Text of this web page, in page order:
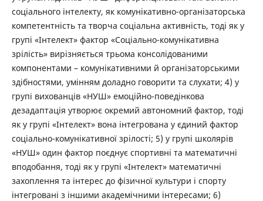
соціального інтелекту, як комунікативно-організаторська
компетентність та творча соціальна активність, тоді як у
групі «Інтелект» фактор «Соціально-комунікативна
зрілість» вирізняється трьома консолідованими
компонентами – комунікативними й організаторськими
здібностями, умінням доладно говорити та слухати; 4) у
групі вихованців «НУШ» емоційно-поведінкова
дезадаптація утворює окремий автономний фактор, тоді
як у групі «Інтелект» вона інтегрована у єдиний фактор
соціально-комунікативної зрілості; 5) у групі школярів
«НУШ» один фактор поєднує спортивні та математичні
вподобання, тоді як у групі «Інтелект» математичні
захоплення та інтерес до фізичної культури і спорту
інтегровані з іншими академічними інтересами; 6)